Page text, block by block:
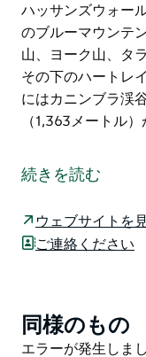
ハッサンズウォー
のブルーマウンテ
山、ヨーク山、タ
その下のハートレ
にはカニンブラ渓
（1,363メートル）
のブルーマウンテ
山、ヨーク山、タ
にはカニンブラ渓
（1,363メートル）
続きを読む
ウェブサイトを
ご連絡ください
Product
List
同様のもの
Product
エラーが発生しま